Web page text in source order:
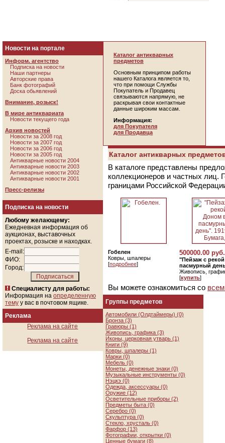
Новости на портале
Информ. агентство
Подписка на новости
Наши партнеры
Авторские права
Банк фотографий
Доска обьявлений
Внимание, розыск!
В мире антиквариата
Новости текущего года
Архив новостей
Новости за 2008 год
Новости за 2007 год
Новости за 2006 год
Новости за 2005 год
Антикварные новости 2004
Антикварные новости 2003
Антикварные новости 2002
Антикварные новости 2001
Пресс-релизы
Подписка на новости
Любому желающему:
Ежедневная информация об
аукционах, выставочных
проектах, розыске и находках.
E-mail:
ФИО:
Город:
Специалисту для работы:
Информация на определенную
тему у вас в почтовом ящике.
Реклама
Реклама на сайте
Реклама на сайте
Каталог антикварных
предметов
Основным принципом работы
нашего Каталога является то,
что при помощи Службы
Покупатель и Продавец
связываются напрямую, не
раскрывая свои контактные
данные широким массам.
Информация:
для Покупателя
для Продавца
Каталог антикварных
В каталоге представлены
коллекционеров и частных лиц.
границами Российской
Гобелен
Ковры, шпалеры
[подробнее]
500000.00 руб.
"Пейзаж с
пасмурный
Живопись,
[купить]
Вы можете ознакомиться со
Группы предметов
Автомобили (Олдтаймеры) (0)
Бронза (3)
Гравюры (1)
Живопись, графика (3)
Иконы, церковная утварь (1)
Книги (9)
Ковры, шпалеры (1)
Марки (0)
Мебель (0)
Монеты, денежные знаки (0)
Музыкальные инструменты (0)
Нэцкэ (0)
Одежда, аксессуары (0)
Оружие (12)
Осветительные приборы (2)
Предметы быта (0)
Серебро (0)
Скульптура (0)
Стекло, хрусталь (0)
Фарфор (13)
Фотографии, открытки (0)
Ценные бумаги (8)